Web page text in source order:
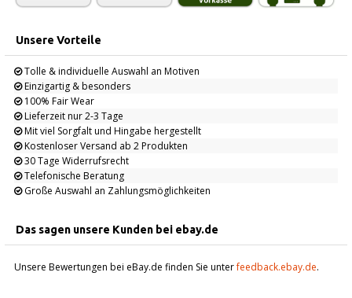
Unsere Vorteile
Tolle & individuelle Auswahl an Motiven
Einzigartig & besonders
100% Fair Wear
Lieferzeit nur 2-3 Tage
Mit viel Sorgfalt und Hingabe hergestellt
Kostenloser Versand ab 2 Produkten
30 Tage Widerrufsrecht
Telefonische Beratung
Große Auswahl an Zahlungsmöglichkeiten
Das sagen unsere Kunden bei ebay.de
Unsere Bewertungen bei eBay.de finden Sie unterfeedback.ebay.de.